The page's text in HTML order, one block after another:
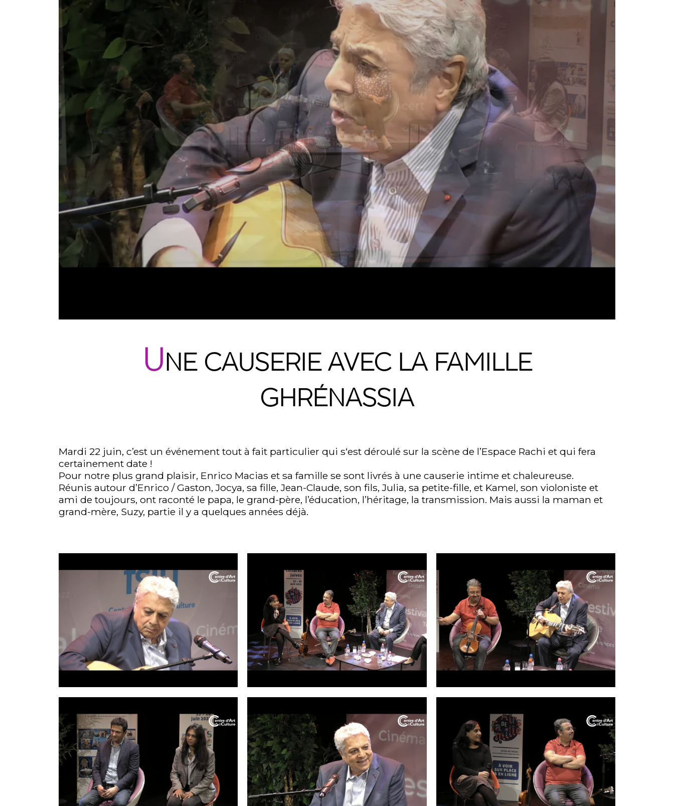
UNE CAUSERIE AVEC LA FAMILLE
GHRÉNASSIA
Mardi 22 juin, c’est un événement tout à fait particulier qui s‘est déroulé sur la scène de l’Espace Rachi et qui fera
certainement date !
Pour notre plus grand plaisir, Enrico Macias et sa famille se sont livrés à une causerie intime et chaleureuse.
Réunis autour d’Enrico / Gaston, Jocya, sa fille, Jean-Claude, son fils, Julia, sa petite-fille, et Kamel, son violoniste et
ami de toujours, ont raconté le papa, le grand-père, l’éducation, l’héritage, la transmission. Mais aussi la maman et
grand-mère, Suzy, partie il y a quelques années déjà.